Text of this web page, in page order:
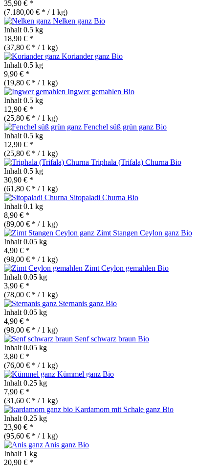
35,90 € *
(7.180,00 € * / 1 kg)
Nelken ganz Bio
Inhalt 0.5 kg
18,90 € *
(37,80 € * / 1 kg)
Koriander ganz Bio
Inhalt 0.5 kg
9,90 € *
(19,80 € * / 1 kg)
Ingwer gemahlen Bio
Inhalt 0.5 kg
12,90 € *
(25,80 € * / 1 kg)
Fenchel süß grün ganz Bio
Inhalt 0.5 kg
12,90 € *
(25,80 € * / 1 kg)
Triphala (Trifala) Churna Bio
Inhalt 0.5 kg
30,90 € *
(61,80 € * / 1 kg)
Sitopaladi Churna Bio
Inhalt 0.1 kg
8,90 € *
(89,00 € * / 1 kg)
Zimt Stangen Ceylon ganz Bio
Inhalt 0.05 kg
4,90 € *
(98,00 € * / 1 kg)
Zimt Ceylon gemahlen Bio
Inhalt 0.05 kg
3,90 € *
(78,00 € * / 1 kg)
Sternanis ganz Bio
Inhalt 0.05 kg
4,90 € *
(98,00 € * / 1 kg)
Senf schwarz braun Bio
Inhalt 0.05 kg
3,80 € *
(76,00 € * / 1 kg)
Kümmel ganz Bio
Inhalt 0.25 kg
7,90 € *
(31,60 € * / 1 kg)
Kardamom mit Schale ganz Bio
Inhalt 0.25 kg
23,90 € *
(95,60 € * / 1 kg)
Anis ganz Bio
Inhalt 1 kg
20,90 € *